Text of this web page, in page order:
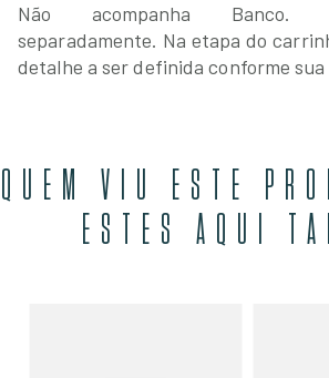
Não acompanha Banco.
separadamente. Na etapa do
detalhe a ser definida conforme sua
QUEM VIU ESTE
ESTES AQUI